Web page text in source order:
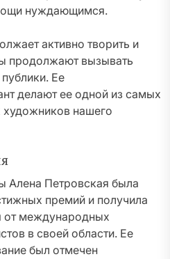
нуждающимся.
активно творить и
продолжают вызывать
Ее
делают ее одной из самых
нашего
Алена Петровская была
премий и получила
от международных
в своей области. Ее
был отмечен